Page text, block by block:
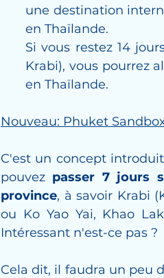
une destination
en Thaïlande.
Si vous restez 14
Krabi), vous pourrez
en Thaïlande.
Nouveau: Phuket
C'est un concept
pouvez passer 7 jours
province, à savoir Krabi
ou Ko Yao Yai, Khao
Intéressant n'est-ce pas ?
Cela dit, il faudra un peu